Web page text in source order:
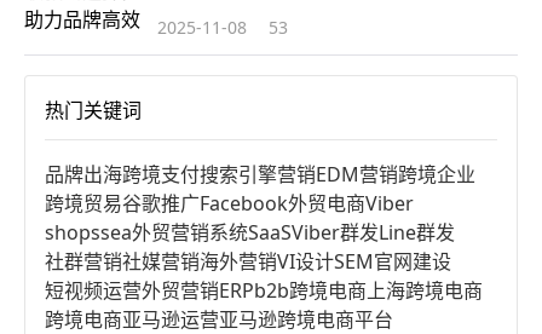
2025-11-08 53
热门关键词
品牌出海跨境支付搜索引擎营销EDM营销跨境企业
跨境贸易谷歌推广Facebook外贸电商Viber
shopssea外贸营销系统SaaSViber群发Line群发
社群营销社媒营销海外营销VI设计SEM官网建设
短视频运营外贸营销ERPb2b跨境电商上海跨境电商
跨境电商亚马逊运营亚马逊跨境电商平台